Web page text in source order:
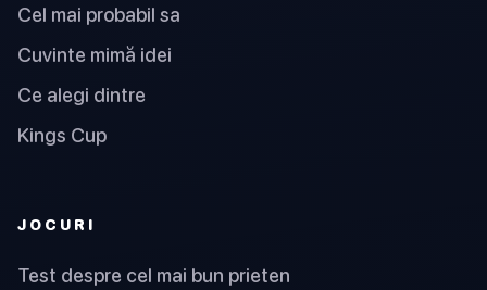
Cel mai probabil sa
Cuvinte mimă idei
Ce alegi dintre
Kings Cup
JOCURI
Test despre cel mai bun prieten